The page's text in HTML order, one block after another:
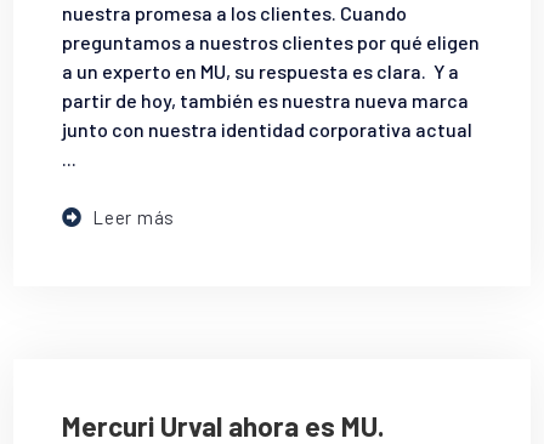
nuestra promesa a los clientes. Cuando
preguntamos a nuestros clientes por qué eligen
a un experto en MU, su respuesta es clara. Y a
partir de hoy, también es nuestra nueva marca
junto con nuestra identidad corporativa actual
...
Leer más
Mercuri Urval ahora es MU.